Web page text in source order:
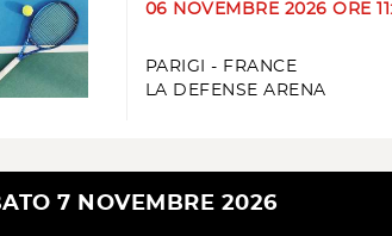
06 NOVEMBRE 2026 ORE
PARIGI - FRANCE
LA DEFENSE ARENA
7 NOVEMBRE 2026